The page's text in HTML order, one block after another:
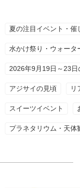
夏の注目イベント・催
水かけ祭り・ウォータ
2026年9月19日～23日
アジサイの見頃 リ
スイーツイベント
プラネタリウム・天体